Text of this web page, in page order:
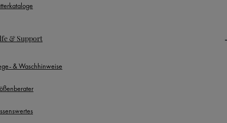
& Support
& Waschhinweise